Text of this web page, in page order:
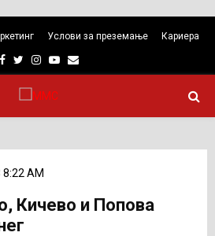
Услови за преземање Кариера
Facebook
TwitterInstagram
Youtube
Email
AM
Кичево и Попова